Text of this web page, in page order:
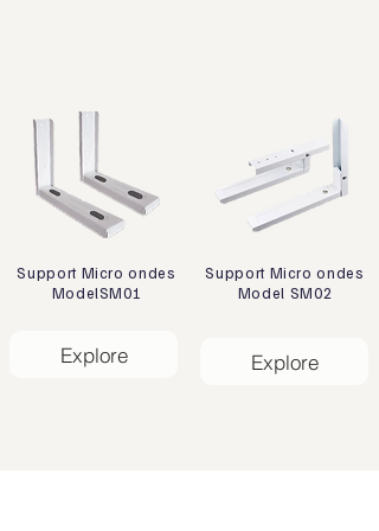
Support Micro ondes
ModelSM01
Support Micro ondes
Model SM02
Explore Explore